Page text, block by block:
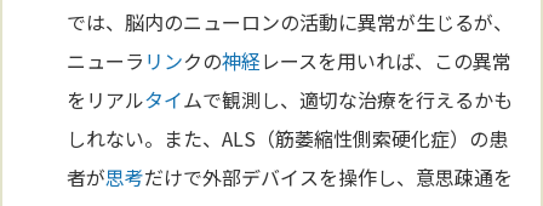
では、脳内のニューロンの活動に異常が生じるが、
ニューラ リンクの神経レースを用いれば、この異常
をリアルタイムで観測し、適切な治療を行えるかも
しれない。また、ALS（筋萎縮性側索硬化症）の患
者が思考だけで外部デバイスを操作し、意思疎通を